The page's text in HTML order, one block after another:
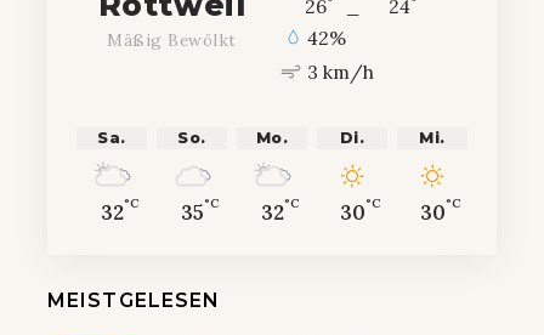
Mäßig Bewölkt
26 24
42%
3 km/h
Sa.
32°C
So.
35°C
Mo.
32°C
Di.
30°C
Mi.
30°C
MEISTGELESEN